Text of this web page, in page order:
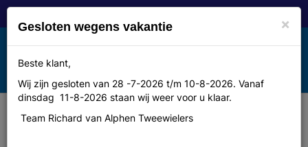
Toggle
navigation
MENU
Axa kopl 605 holland mod chr
×
Gesloten wegens vakantie
Beste klant,
Wij zijn gesloten van 28 -7-2026 t/m 10-8-2026. Vanaf
dinsdag 11-8-2026 staan wij weer voor u klaar.
Team Richard van Alphen Tweewielers